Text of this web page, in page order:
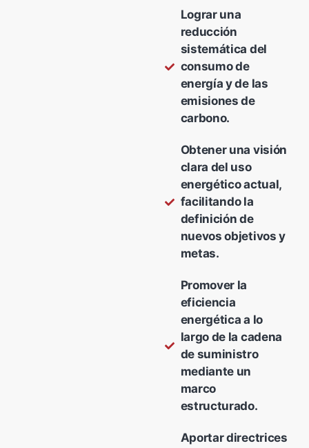
Lograr una
reducción
sistemática del
consumo de
energía y de las
emisiones de
carbono.
Obtener una visión
clara del uso
energético actual,
facilitando la
definición de
nuevos objetivos y
metas.
Promover la
eficiencia
energética a lo
largo de la cadena
de suministro
mediante un
marco
estructurado.
Aportar directrices